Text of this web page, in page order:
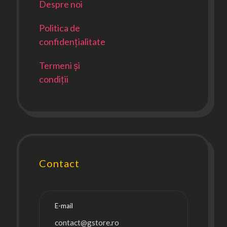
Despre noi
Politica de
confidențialitate
Termeni și
condiții
Contact
E-mail
contact@gstore.ro